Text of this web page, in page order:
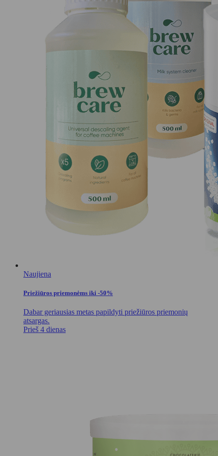
Naujiena
Priežiūros priemonėms iki -50%
Dabar geriausias metas papildyti priežiūros priemonių
atsargas.
Prieš 4 dienas